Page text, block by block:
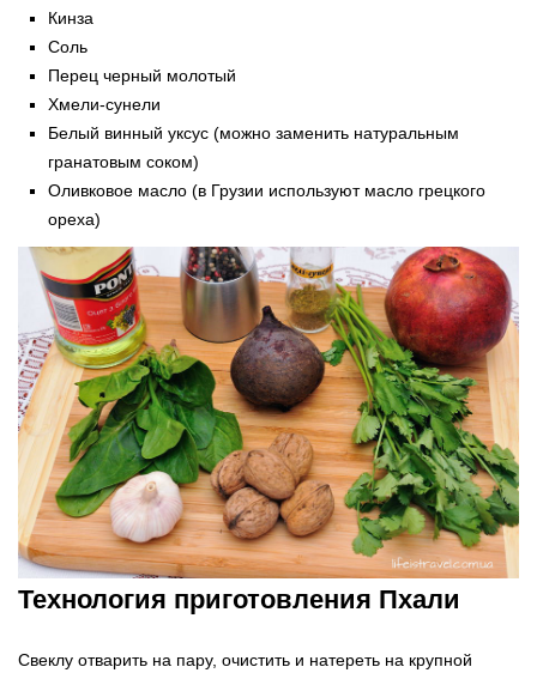
Кинза
Соль
Перец черный молотый
Хмели-сунели
Белый винный уксус (можно заменить натуральным
гранатовым соком)
Оливковое масло (в Грузии используют масло грецкого
ореха)
Технология приготовления Пхали
Свеклу отварить на пару, очистить и натереть на крупной